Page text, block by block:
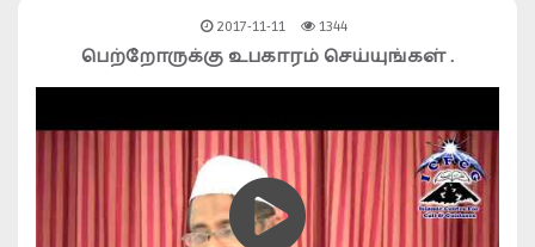
2017-11-11 1344
பெற்றோருக்கு உபகாரம் செய்யுங்கள் .